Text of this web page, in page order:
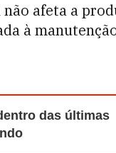
afeta a
à
das últimas